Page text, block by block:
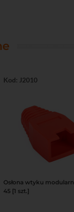
Kod: J2010
Do koszyka
Osłona wtyku
45 [1 szt.]